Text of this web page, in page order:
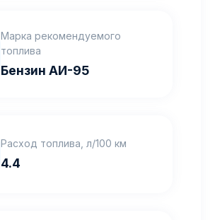
Марка рекомендуемого
топлива
Бензин АИ-95
Расход топлива, л/100 км
4.4